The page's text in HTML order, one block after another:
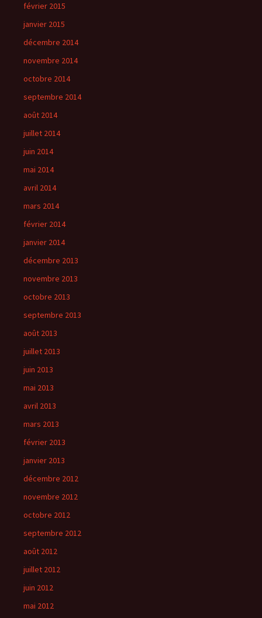
février 2015
janvier 2015
décembre 2014
novembre 2014
octobre 2014
septembre 2014
août 2014
juillet 2014
juin 2014
mai 2014
avril 2014
mars 2014
février 2014
janvier 2014
décembre 2013
novembre 2013
octobre 2013
septembre 2013
août 2013
juillet 2013
juin 2013
mai 2013
avril 2013
mars 2013
février 2013
janvier 2013
décembre 2012
novembre 2012
octobre 2012
septembre 2012
août 2012
juillet 2012
juin 2012
mai 2012